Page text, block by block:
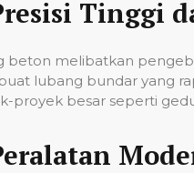
Tinggi
beton melibatkan
lubang bundar yang
proyek besar seperti